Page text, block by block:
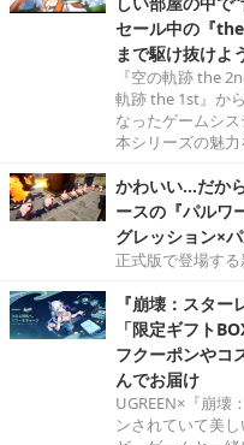
セール中の『
まで駆け抜けよ
『空の軌跡 the
軌跡 the 1st』か
なったゲームシ
本シリーズの魅力
かわいい…だか
ースの『パルワ
グレッション×
正式版で登場す
『崩壊：スタ
「限定ギフト
フクーポンやコ
んでお届け
UGREEN×『崩壊
ンされていて美